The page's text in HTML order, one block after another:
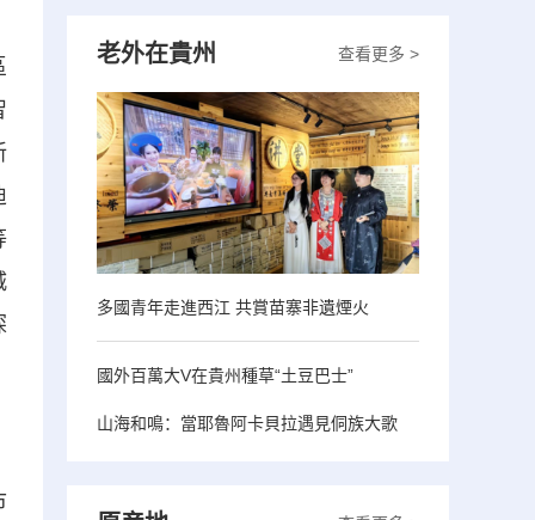
查看更多 >
老外在貴州
多國青年走進西江 共賞苗寨非遺煙火
國外百萬大V在貴州種草“土豆巴士”
山海和鳴：當耶魯阿卡貝拉遇見侗族大歌